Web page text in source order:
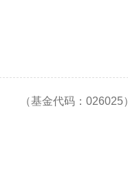
（基金代码：026025